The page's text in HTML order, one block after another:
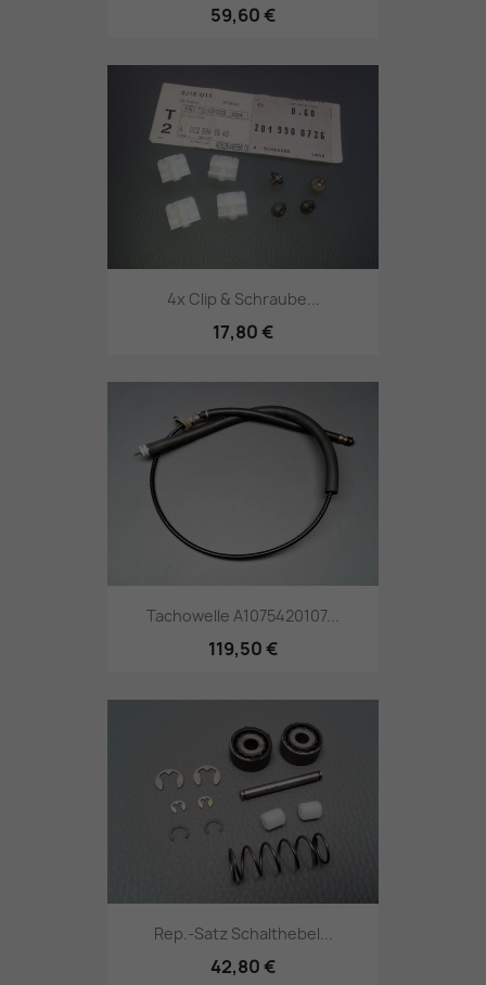
59,60 €
4x Clip & Schraube...
17,80 €
Tachowelle A1075420107...
119,50 €
Rep.-Satz Schalthebel...
42,80 €